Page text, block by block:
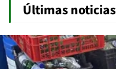
Últimas noticias